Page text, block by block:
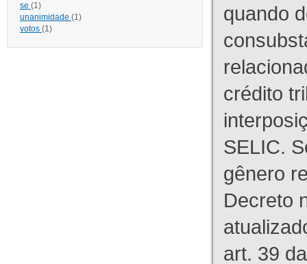
se (1)
unanimidade (1)
votos (1)
quando
crédito
SELIC.
gênero
Decreto
art. 39